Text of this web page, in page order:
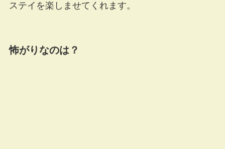
ステイを楽しませてくれます。
怖がりなのは？